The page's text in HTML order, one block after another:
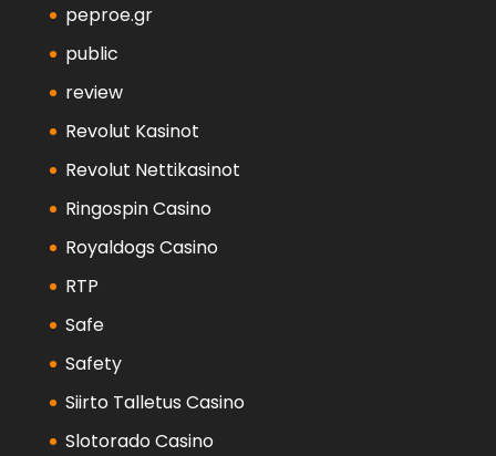
peproe.gr
public
review
Revolut Kasinot
Revolut Nettikasinot
Ringospin Casino
Royaldogs Casino
RTP
Safe
Safety
Siirto Talletus Casino
Slotorado Casino